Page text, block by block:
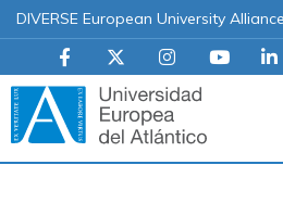
DIVERSE European University Alliance